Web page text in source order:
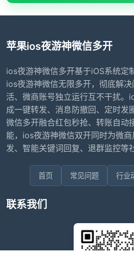
苹果ios夜游神微信多开
ios夜游神微信多开基于iOS系统定
ios夜游神微信无限多开，彻底解
活、微商账号独立运行互不干扰。
成一键转发、消息防撤回、定时发
微信多开融合红包秒抢、转账自动
能，ios夜游神微信双开同时为微
发、智能关键词回复、退群监控等
首页 常见问题 行业
联系我们